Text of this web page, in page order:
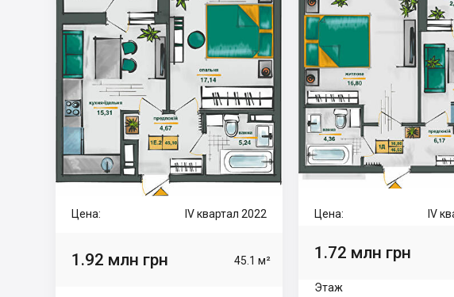
Цена: IV квартал 2022
1.92 млн грн 45.1 м²
Цена: IV
1.72 млн грн
Этаж